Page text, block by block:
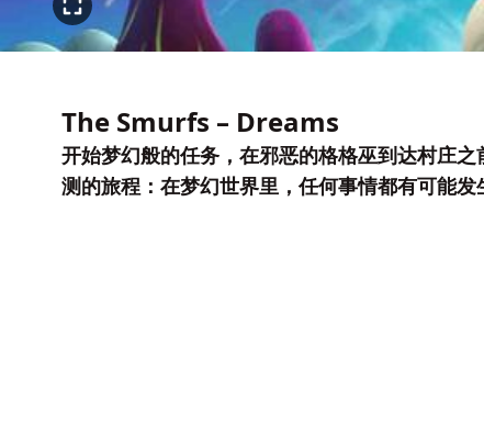
The Smurfs – Dreams
开始梦幻般的任务，在邪恶的格格巫到达村庄
测的旅程：在梦幻世界里，任何事情都有可能